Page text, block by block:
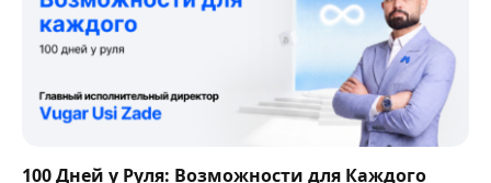
100 Дней у Руля: Возможности для Каждого